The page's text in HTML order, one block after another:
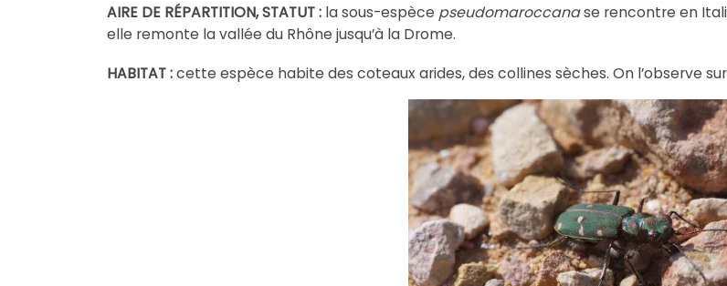
AIRE DE RÉPARTITION, STATUT : la sous-espèce pseudomaroccanase rencontre en
elle remonte la vallée du Rhône jusqu’à la Drome.
HABITAT :cette espèce habite des coteaux arides, des collines sèches. On l’observe